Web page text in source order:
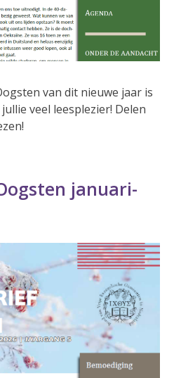
van dit nieuwe jaar is
veel leesplezier! Delen
januari-